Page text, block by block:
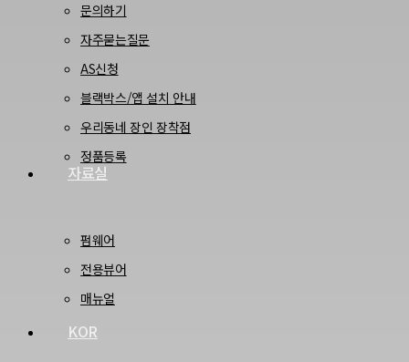
문의하기
자주묻는질문
AS신청
블랙박스/앱 설치 안내
우리동네 장인 장착점
정품등록
자료실
펌웨어
전용뷰어
매뉴얼
KOR